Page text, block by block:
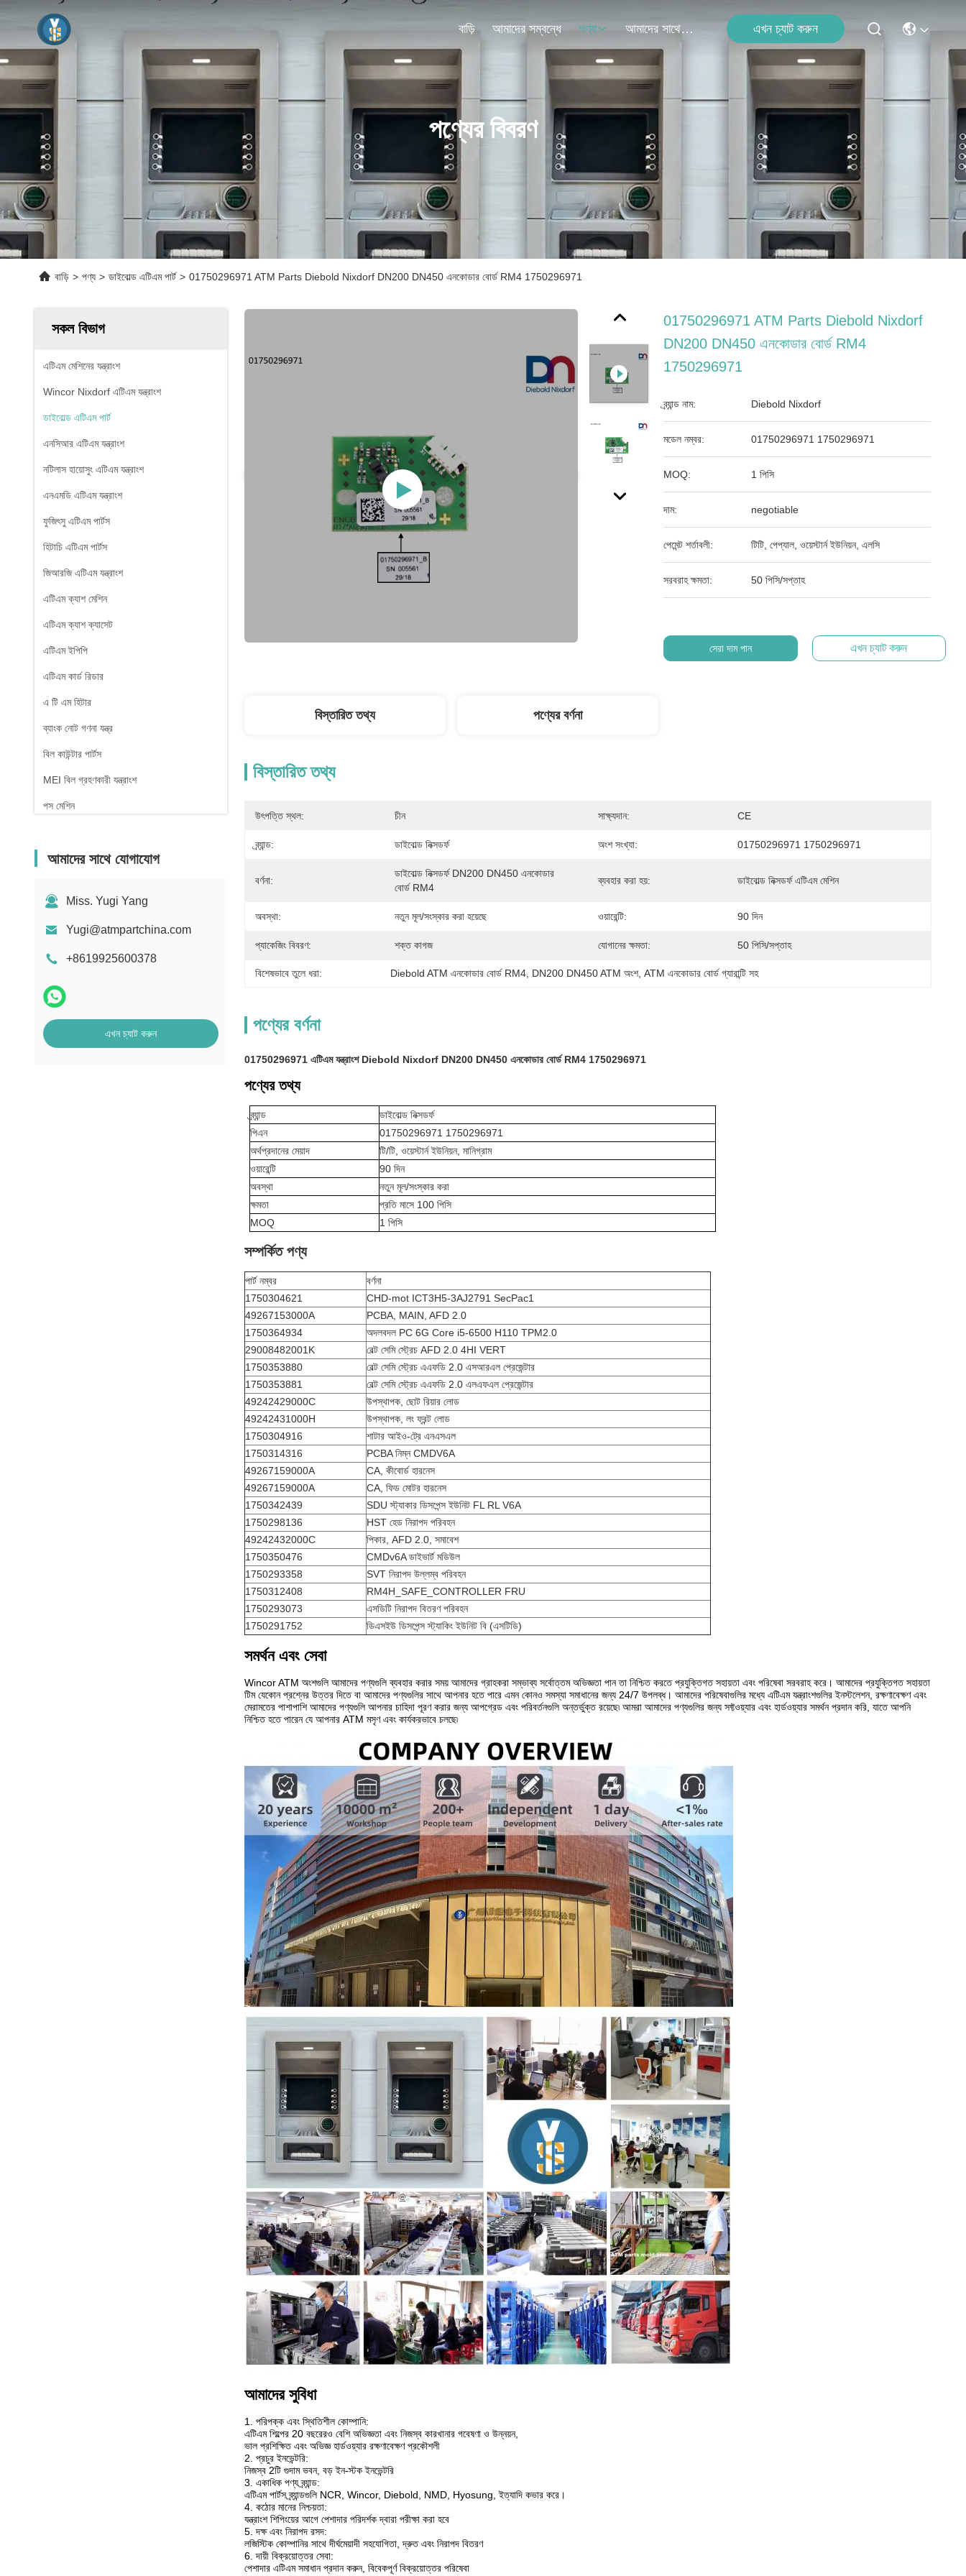
বাড়ি আমাদের সম্বন্ধে পণ্য আমাদের সাথে যোগাযোগ এখন চ্যাট করুন
পণ্যের বিবরণ
বাড়ি > পণ্য > ডাইবোল্ড এটিএম পার্ট > 01750296971 ATM Parts Diebold Nixdorf DN200 DN450 এনকোডার বোর্ড RM4 1750296971
সকল বিভাগ
এটিএম মেশিনের যন্ত্রাংশ
Wincor Nixdorf এটিএম যন্ত্রাংশ
ডাইবোল্ড এটিএম পার্ট
এনসিআর এটিএম যন্ত্রাংশ
নটিলাস হায়োসুং এটিএম যন্ত্রাংশ
এনএমডি এটিএম যন্ত্রাংশ
ফুজিৎসু এটিএম পার্টস
হিটাচি এটিএম পার্টস
জিআরজি এটিএম যন্ত্রাংশ
এটিএম ক্যাশ মেশিন
এটিএম ক্যাশ ক্যাসেট
এটিএম ইপিপি
এটিএম কার্ড রিডার
এ টি এম হিটার
ব্যাংক নোট গণনা যন্ত্র
বিল কাউন্টার পার্টস
MEI বিল গ্রহণকারী যন্ত্রাংশ
পস মেশিন
আমাদের সাথে যোগাযোগ
Miss. Yugi Yang
Yugi@atmpartchina.com
+8619925600378
এখন চ্যাট করুন
01750296971 ATM Parts Diebold Nixdorf
DN200 DN450 এনকোডার বোর্ড RM4
1750296971
ব্র্যান্ড নাম: Diebold Nixdorf
মডেল নম্বর: 01750296971 1750296971
MOQ: 1 পিসি
দাম: negotiable
পেমেন্ট শর্তাবলী: টিটি, পেপ্যাল, ওয়েস্টার্ন ইউনিয়ন, এলসি
সরবরাহ ক্ষমতা: 50 পিসি/সপ্তাহ
সেরা দাম পান এখন চ্যাট করুন
বিস্তারিত তথ্য পণ্যের বর্ণনা
বিস্তারিত তথ্য
উৎপত্তি স্থল: চীন সাক্ষ্যদান: CE
ব্র্যান্ড: ডাইবোল্ড নিক্সডর্ফ অংশ সংখ্যা: 01750296971 1750296971
বর্ণনা:
ডাইবোল্ড নিক্সডর্ফ DN200 DN450 এনকোডার
বোর্ড RM4
ব্যবহার করা হয়: ডাইবোল্ড নিক্সডর্ফ এটিএম মেশিন
অবস্থা: নতুন মূল/সংস্কার করা হয়েছে ওয়ারেন্টি: 90 দিন
প্যাকেজিং বিবরণ: শক্ত কাগজ যোগানের ক্ষমতা: 50 পিসি/সপ্তাহ
বিশেষভাবে তুলে ধরা: Diebold ATM এনকোডার বোর্ড RM4 DN200 DN450 ATM অংশ, ATM এনকোডার বোর্ড গ্যারান্টি সহ
পণ্যের বর্ণনা
01750296971 এটিএম যন্ত্রাংশ Diebold Nixdorf DN200 DN450 এনকোডার বোর্ড RM4 1750296971
পণ্যের তথ্য
ব্র্যান্ড
ডাইবোল্ড নিক্সডর্ফ
পিএন
01750296971 1750296971
অর্থপ্রদানের মেয়াদ
টি/টি, ওয়েস্টার্ন ইউনিয়ন, মানিগ্রাম
ওয়ারেন্টি
90 দিন
অবস্থা
নতুন মূল/সংস্কার করা
ক্ষমতা
প্রতি মাসে 100 পিসি
MOQ
1 পিসি
সম্পর্কিত পণ্য
পার্ট নম্বর
বর্ণনা
1750304621
CHD-mot ICT3H5-3AJ2791 SecPac1
49267153000A
PCBA, MAIN, AFD 2.0
1750364934
অদলবদল PC 6G Core i5-6500 H110 TPM2.0
29008482001K
বেল্ট সেমি স্ট্রেচ AFD 2.0 4HI VERT
1750353880
বেল্ট সেমি স্ট্রেচ এএফডি 2.0 এসআরএল প্রেজেন্টার
1750353881
বেল্ট সেমি স্ট্রেচ এএফডি 2.0 এলএফএল প্রেজেন্টার
49242429000C
উপস্থাপক, ছোট রিয়ার লোড
49242431000H
উপস্থাপক, লং ফ্রন্ট লোড
1750304916
শাটার আইও-ট্রে এনএসএল
1750314316
PCBA নিম্ন CMDV6A
49267159000A
CA, কীবোর্ড হারনেস
49267159000A
CA, ফিড মোটর হারনেস
1750342439
SDU স্ট্যাকার ডিসপেন্স ইউনিট FL RL V6A
1750298136
HST হেড নিরাপদ পরিবহন
49242432000C
পিকার, AFD 2.0, সমাবেশ
1750350476
CMDv6A ডাইভার্ট মডিউল
1750293358
SVT নিরাপদ উল্লম্ব পরিবহন
1750312408
RM4H_SAFE_CONTROLLER FRU
1750293073
এসডিটি নিরাপদ বিতরণ পরিবহন
1750291752
ডিএসইউ ডিসপেন্স স্ট্যাকিং ইউনিট বি (এসটিডি)
সমর্থন এবং সেবা
Wincor ATM অংশগুলি আমাদের পণ্যগুলি ব্যবহার করার সময় আমাদের গ্রাহকরা সম্ভাব্য সর্বোত্তম অভিজ্ঞতা পান তা নিশ্চিত করতে প্রযুক্তিগত সহায়তা এবং পরিষেবা সরবরাহ করে। আমাদের প্রযুক্তিগত সহায়তা
টিম যেকোন প্রশ্নের উত্তর দিতে বা আমাদের পণ্যগুলির সাথে আপনার হতে পারে এমন কোনও সমস্যা সমাধানের জন্য 24/7 উপলব্ধ। আমাদের পরিষেবাগুলির মধ্যে এটিএম যন্ত্রাংশগুলির ইনস্টলেশন, রক্ষণাবেক্ষণ এবং
মেরামতের পাশাপাশি আমাদের পণ্যগুলি আপনার চাহিদা পূরণ করার জন্য আপগ্রেড এবং পরিবর্তনগুলি অন্তর্ভুক্ত রয়েছে৷ আমরা আমাদের পণ্যগুলির জন্য সফ্টওয়্যার এবং হার্ডওয়্যার সমর্থন প্রদান করি, যাতে আপনি
নিশ্চিত হতে পারেন যে আপনার ATM মসৃণ এবং কার্যকরভাবে চলছে৷
আমাদের সুবিধা
1. পরিপক্ক এবং স্থিতিশীল কোম্পানি:
এটিএম শিল্পের 20 বছরেরও বেশি অভিজ্ঞতা এবং নিজস্ব কারখানার গবেষণা ও উন্নয়ন,
ভাল প্রশিক্ষিত এবং অভিজ্ঞ হার্ডওয়্যার রক্ষণাবেক্ষণ প্রকৌশলী
2. প্রচুর ইনভেন্টরি:
নিজস্ব 2টি গুদাম ভবন, বড় ইন-স্টক ইনভেন্টরি
3. একাধিক পণ্য ব্র্যান্ড:
এটিএম পার্টস ব্র্যান্ডগুলি NCR, Wincor, Diebold, NMD, Hyosung, ইত্যাদি কভার করে।
4. কঠোর মানের নিশ্চয়তা:
যন্ত্রাংশ শিপিংয়ের আগে পেশাদার পরিদর্শক দ্বারা পরীক্ষা করা হবে
5. দক্ষ এবং নিরাপদ রসদ:
লজিস্টিক কোম্পানির সাথে দীর্ঘমেয়াদী সহযোগিতা, দ্রুত এবং নিরাপদ বিতরণ
6. দায়ী বিক্রয়োত্তর সেবা:
পেশাদার এটিএম সমাধান প্রদান করুন, বিবেকপূর্ণ বিক্রয়োত্তর পরিষেবা